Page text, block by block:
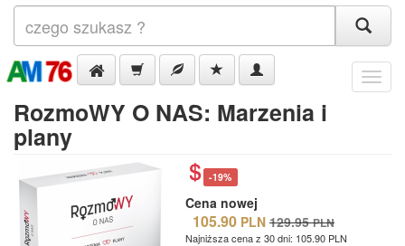
Menu
RozmoWY O NAS: Marzenia i
plany
-19%
Cena nowej
105.90 PLN 129.95 PLN
Najniższa cena z 30 dni: 105.90 PLN